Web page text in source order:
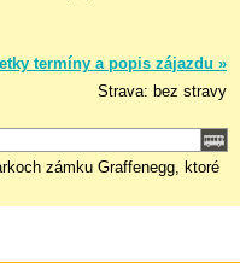
termíny a popis zájazdu »
Strava: bez stravy
zámku Graffenegg, ktoré